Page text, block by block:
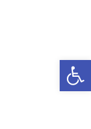
Abrir a barra de ferramentas